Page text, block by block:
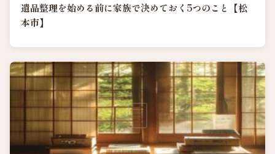
遺品整理を始める前に家族で決めておく5つのこと【松
本市】